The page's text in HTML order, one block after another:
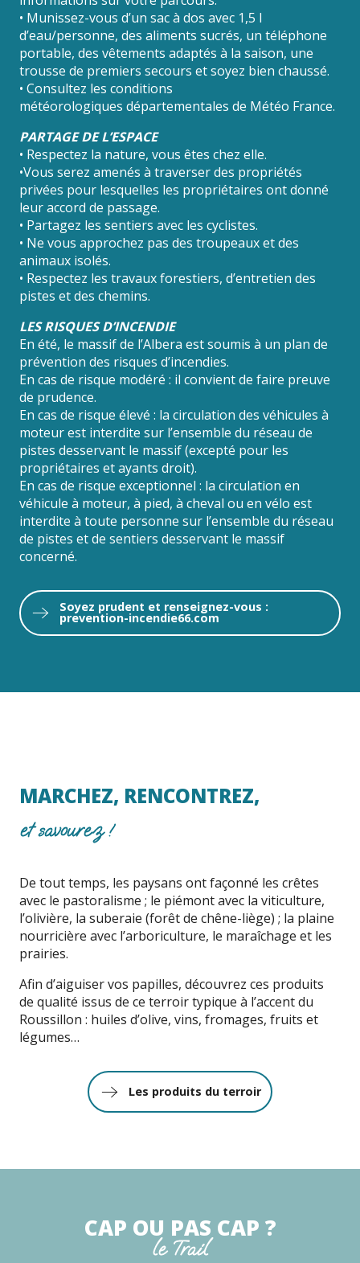
• Munissez-vous d’un sac à dos avec 1,5 l
d’eau/personne, des aliments sucrés, un téléphone
portable, des vêtements adaptés à la saison, une
trousse de premiers secours et soyez bien chaussé.
• Consultez les conditions
météorologiques départementales de Météo France.
PARTAGE DE L’ESPACE
• Respectez la nature, vous êtes chez elle.
•Vous serez amenés à traverser des propriétés
privées pour lesquelles les propriétaires ont donné
leur accord de passage.
• Partagez les sentiers avec les cyclistes.
• Ne vous approchez pas des troupeaux et des
animaux isolés.
• Respectez les travaux forestiers, d’entretien des
pistes et des chemins.
LES RISQUES D’INCENDIE
En été, le massif de l’Albera est soumis à un plan de
prévention des risques d’incendies.
En cas de risque modéré : il convient de faire preuve
de prudence.
En cas de risque élevé : la circulation des véhicules à
moteur est interdite sur l’ensemble du réseau de
pistes desservant le massif (excepté pour les
propriétaires et ayants droit).
En cas de risque exceptionnel : la circulation en
véhicule à moteur, à pied, à cheval ou en vélo est
interdite à toute personne sur l’ensemble du réseau
de pistes et de sentiers desservant le massif
concerné.
Soyez prudent et renseignez-vous :
prevention-incendie66.com
MARCHEZ, RENCONTREZ,
et savourez !
De tout temps, les paysans ont façonné les crêtes
avec le pastoralisme ; le piémont avec la viticulture,
l’olivière, la suberaie (forêt de chêne-liège) ; la plaine
nourricière avec l’arboriculture, le maraîchage et les
prairies.
Afin d’aiguiser vos papilles, découvrez ces produits
de qualité issus de ce terroir typique à l’accent du
Roussillon : huiles d’olive, vins, fromages, fruits et
légumes…
Les produits du terroir
CAP OU PAS CAP ?
le Trail